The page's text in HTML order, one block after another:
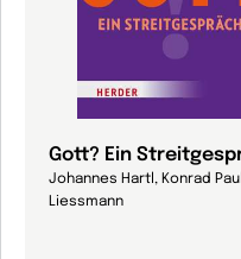
Gott? Ein
Johannes Hartl, Konrad Paul
Liessmann